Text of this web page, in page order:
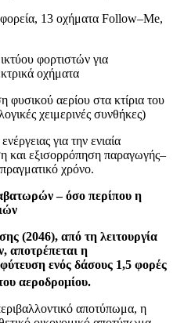
13 οχήματα Follow–Me,
φορτιστών για
οχήματα
φυσικού αερίου στα κτίρια του
χειμερινές συνθήκες)
για την ενιαία
και εξισορρόπηση παραγωγής–
χρόνο.
– όσο περίπου η
(2046), από τη λειτουργία
αποτρέπεται η
ενός δάσους 1,5 φορές
αεροδρομίου.
αποτύπωμα, η